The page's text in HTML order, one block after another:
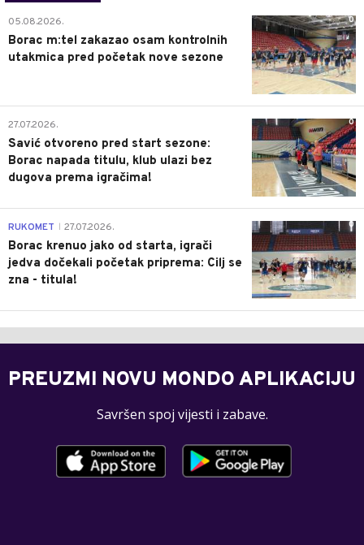
0
05.08.2026.
Borac m:tel zakazao osam kontrolnih
utakmica pred početak nove sezone
0
27.07.2026.
Savić otvoreno pred start sezone:
Borac napada titulu, klub ulazi bez
dugova prema igračima!
0
RUKOMET 27.07.2026.
Borac krenuo jako od starta, igrači
jedva dočekali početak priprema: Cilj se
zna - titula!
PREUZMI NOVU MONDO APLIKACIJU
Savršen spoj vijesti i zabave.